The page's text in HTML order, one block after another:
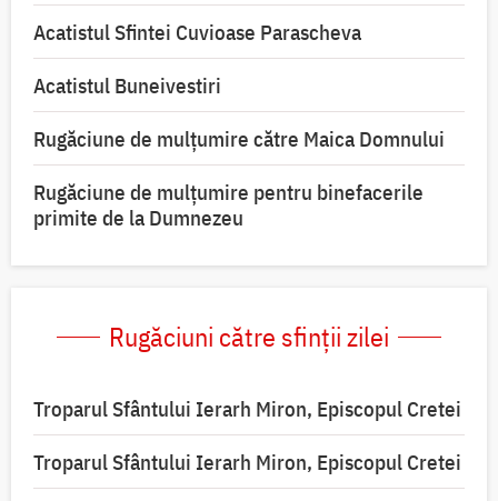
Acatistul Sfintei Cuvioase Parascheva
Acatistul Buneivestiri
Rugăciune de mulţumire către Maica Domnului
Rugăciune de mulțumire pentru binefacerile
primite de la Dumnezeu
Rugăciuni către sfinții zilei
Troparul Sfântului Ierarh Miron, Episcopul Cretei
Troparul Sfântului Ierarh Miron, Episcopul Cretei